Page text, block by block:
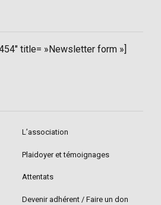
title= »Newsletter form »]
L’association
Plaidoyer et témoignages
Attentats
Devenir adhérent / Faire un don